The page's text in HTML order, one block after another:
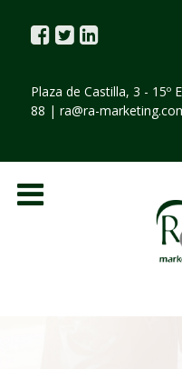
Plaza de Castilla, 3 - 15º
88 | ra@ra-